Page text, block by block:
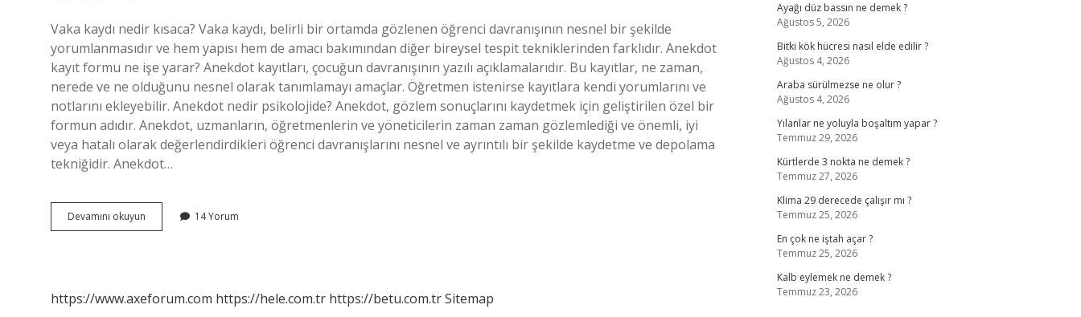
Vaka kaydı nedir kısaca? Vaka kaydı, belirli bir ortamda gözlenen öğrenci davranışının nesnel bir şekilde
yorumlanmasıdır ve hem yapısı hem de amacı bakımından diğer bireysel tespit tekniklerinden farklıdır. Anekdot
kayıt formu ne işe yarar? Anekdot kayıtları, çocuğun davranışının yazılı açıklamalarıdır. Bu kayıtlar, ne zaman,
nerede ve ne olduğunu nesnel olarak tanımlamayı amaçlar. Öğretmen istenirse kayıtlara kendi yorumlarını ve
notlarını ekleyebilir. Anekdot nedir psikolojide? Anekdot, gözlem sonuçlarını kaydetmek için geliştirilen özel bir
formun adıdır. Anekdot, uzmanların, öğretmenlerin ve yöneticilerin zaman zaman gözlemlediği ve önemli, iyi
veya hatalı olarak değerlendirdikleri öğrenci davranışlarını nesnel ve ayrıntılı bir şekilde kaydetme ve depolama
tekniğidir. Anekdot…
Devamını okuyun Anekdot
Vaka
14 Yorum
https://www.axeforum.com https://hele.com.tr https://betu.com.trSitemap
Ayağı düz bassın ne demek ?
Ağustos 5, 2026
Bitki kök hücresi nasıl elde edilir ?
Ağustos 4, 2026
Araba sürülmezse ne olur ?
Ağustos 4, 2026
Yılanlar ne yoluyla boşaltım yapar ?
Temmuz 29, 2026
Kürtlerde 3 nokta ne demek ?
Temmuz 27, 2026
Klima 29 derecede çalışır mı ?
Temmuz 25, 2026
En çok ne iştah açar ?
Temmuz 25, 2026
Kalb eylemek ne demek ?
Temmuz 23, 2026